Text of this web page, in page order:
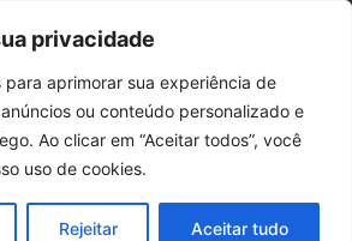
privacidade
para aprimorar sua experiência de
ou conteúdo personalizado e
Ao clicar em “Aceitar todos”, você
uso de cookies.
Rejeitar Aceitar tudo